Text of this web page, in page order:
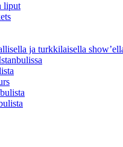
liput
ja turkkilaisella